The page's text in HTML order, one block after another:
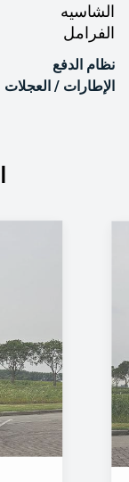
الشاسيه
الفرامل
نظام الدفع
الإطارات / العجلات